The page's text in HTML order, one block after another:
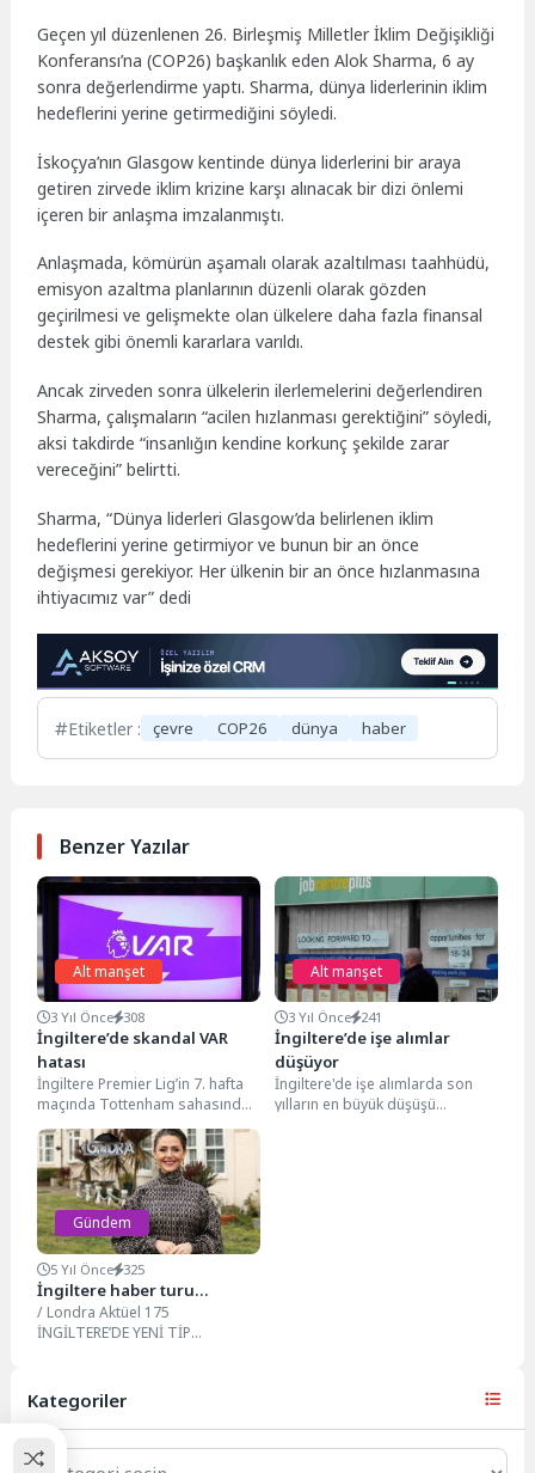
Geçen yıl düzenlenen 26. Birleşmiş Milletler İklim Değişikliği
Konferansı’na (COP26) başkanlık eden Alok Sharma, 6 ay
sonra değerlendirme yaptı. Sharma, dünya liderlerinin iklim
hedeflerini yerine getirmediğini söyledi.
İskoçya’nın Glasgow kentinde dünya liderlerini bir araya
getiren zirvede iklim krizine karşı alınacak bir dizi önlemi
içeren bir anlaşma imzalanmıştı.
Anlaşmada, kömürün aşamalı olarak azaltılması taahhüdü,
emisyon azaltma planlarının düzenli olarak gözden
geçirilmesi ve gelişmekte olan ülkelere daha fazla finansal
destek gibi önemli kararlara varıldı.
Ancak zirveden sonra ülkelerin ilerlemelerini değerlendiren
Sharma, çalışmaların “acilen hızlanması gerektiğini” söyledi,
aksi takdirde “insanlığın kendine korkunç şekilde zarar
vereceğini” belirtti.
Sharma, “Dünya liderleri Glasgow’da belirlenen iklim
hedeflerini yerine getirmiyor ve bunun bir an önce
değişmesi gerekiyor. Her ülkenin bir an önce hızlanmasına
ihtiyacımız var” dedi
Etiketler : çevre COP26 dünya haber
Benzer Yazılar
Alt manşet
3 Yıl Önce 308
İngiltere’de skandal VAR
hatası
İngiltere Premier Lig’in 7. hafta
maçında Tottenham sahasında
Liverpool’u 2-1 yendi.
Karşılaşmanın ilk yarısında
Liverpool’un...
Alt manşet
3 Yıl Önce 241
İngiltere’de işe alımlar
düşüyor
İngiltere'de işe alımlarda son
yılların en büyük düşüşü
Gündem
5 Yıl Önce 325
İngiltere haber turu…
/ Londra Aktüel 175
İNGİLTERE’DE YENİ TİP
KAPSAMINDA KAPATILAN
OKULLAR GEÇTİĞİMİZ...
Kategoriler
Kategoriler